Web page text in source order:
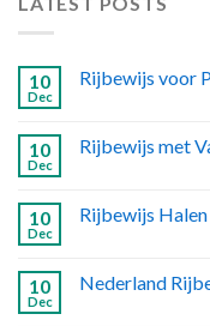
10
Dec
Rijbewijs voor
10
Dec
Rijbewijs met
10
Dec
Rijbewijs
10
Dec
Nederland